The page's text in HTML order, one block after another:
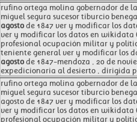
rufino ortega molina gobernador de
miguel segura sucesor tiburcio
agostode 1847 ver y modificar los
ver y modificar los datos en
profesional ocupación militar y
teniente general ver y modificar los
agostode 1847-mendoza , 20 de
expedicionaria al desierto , dirigida
rufino ortega molina gobernador de
miguel segura sucesor tiburcio
agosto de 1847 ver y modificar los
ver y modificar los datos en
profesional ocupación militar y